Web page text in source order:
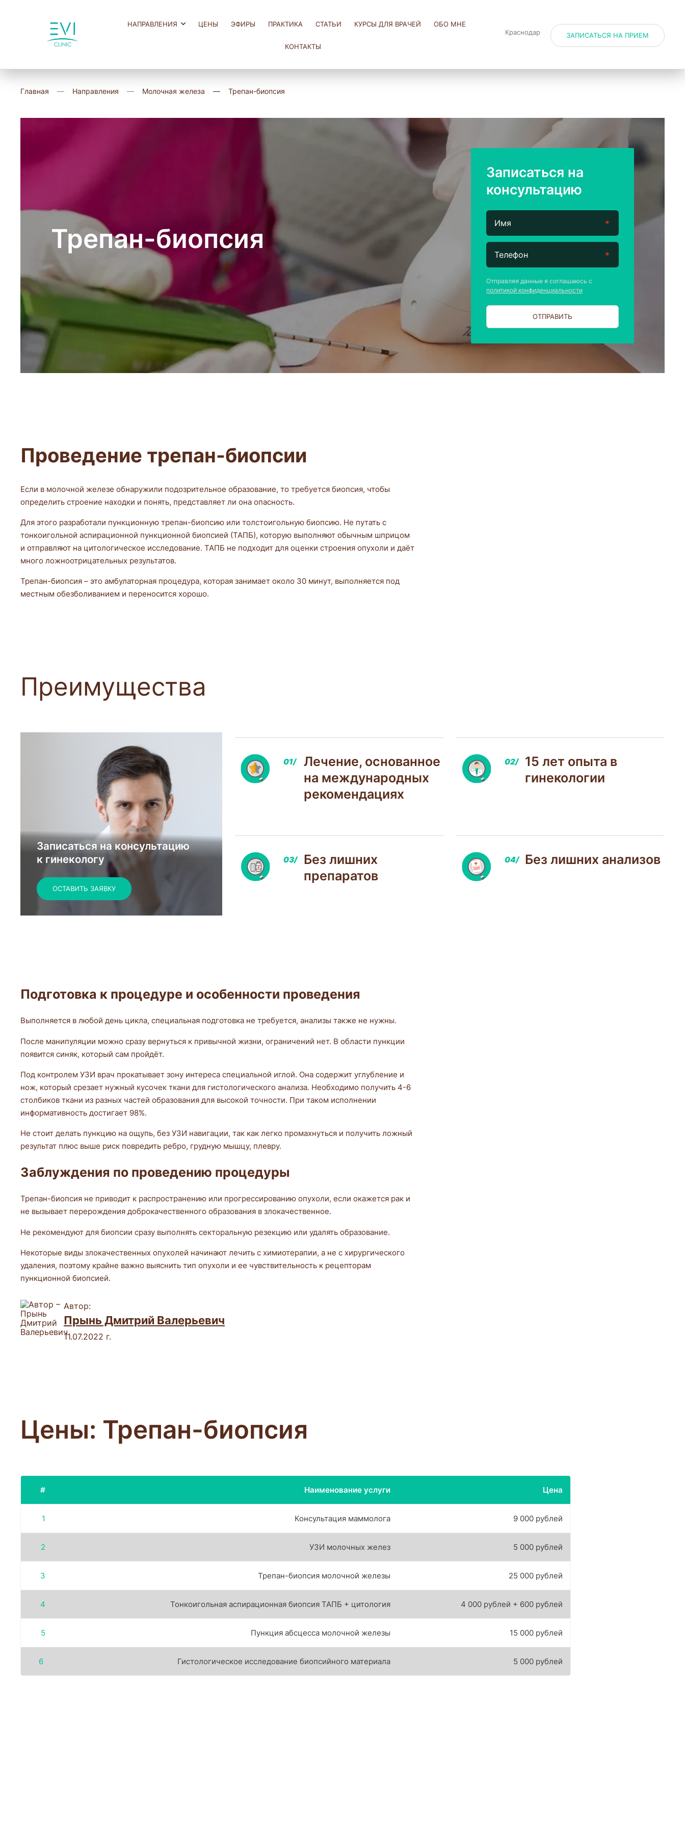
НАПРАВЛЕНИЯ ЦЕНЫ ЭФИРЫ ПРАКТИКА СТАТЬИ КУРСЫ ДЛЯ ВРАЧЕЙ ОБО МНЕ
КОНТАКТЫ
Краснодар ЗАПИСАТЬСЯ НА ПРИЕМ
Главная Направления Молочная железа Трепан-биопсия
Трепан-биопсия
Записаться на
консультацию
Отправляя данные я соглашаюсь с
политикой конфиденциальности
ОТПРАВИТЬ
Проведение трепан-биопсии
Если в молочной железе обнаружили подозрительное образование, то требуется биопсия, чтобы
определить строение находки и понять, представляет ли она опасность.
Для этого разработали пункционную трепан-биопсию или толстоигольную биопсию. Не путать с
тонкоигольной аспирационной пункционной биопсией (ТАПБ), которую выполняют обычным шприцом
и отправляют на цитологическое исследование. ТАПБ не подходит для оценки строения опухоли и даёт
много ложноотрицательных результатов.
Трепан-биопсия – это амбулаторная процедура, которая занимает около 30 минут, выполняется под
местным обезболиванием и переносится хорошо.
Преимущества
Записаться на консультацию
к гинекологу
ОСТАВИТЬ ЗАЯВКУ
Лечение, основанное
на международных
рекомендациях
15 лет опыта в
гинекологии
Без лишних
препаратов
Без лишних анализов
Подготовка к процедуре и особенности проведения
Выполняется в любой день цикла, специальная подготовка не требуется, анализы также не нужны.
После манипуляции можно сразу вернуться к привычной жизни, ограничений нет. В области пункции
появится синяк, который сам пройдёт.
Под контролем УЗИ врач прокатывает зону интереса специальной иглой. Она содержит углубление и
нож, который срезает нужный кусочек ткани для гистологического анализа. Необходимо получить 4-6
столбиков ткани из разных частей образования для высокой точности. При таком исполнении
информативность достигает 98%.
Не стоит делать пункцию на ощупь, без УЗИ навигации, так как легко промахнуться и получить ложный
результат плюс выше риск повредить ребро, грудную мышцу, плевру.
Заблуждения по проведению процедуры
Трепан-биопсия не приводит к распространению или прогрессированию опухоли, если окажется рак и
не вызывает перерождения доброкачественного образования в злокачественное.
Не рекомендуют для биопсии сразу выполнять секторальную резекцию или удалять образование.
Некоторые виды злокачественных опухолей начинают лечить с химиотерапии, а не с хирургического
удаления, поэтому крайне важно выяснить тип опухоли и ее чувствительность к рецепторам
пункционной биопсией.
Автор:
Прынь Дмитрий Валерьевич
11.07.2022 г.
Цены: Трепан-биопсия
# Наименование услуги Цена
1 Консультация маммолога 9 000 рублей
2 УЗИ молочных желез 5 000 рублей
3 Трепан-биопсия молочной железы 25 000 рублей
4 Тонкоигольная аспирационная биопсия ТАПБ + цитология 4 000 рублей + 600 рублей
5 Пункция абсцесса молочной железы 15 000 рублей
6 Гистологическое исследование биопсийного материала 5 000 рублей